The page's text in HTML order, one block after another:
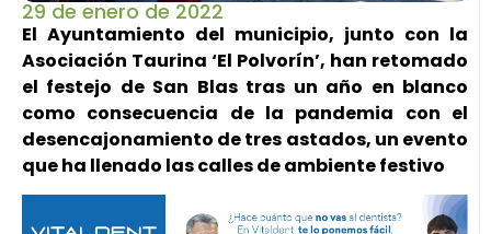
29 de enero de 2022
El Ayuntamiento del municipio, junto con la
Asociación Taurina ‘El Polvorín’, han retomado
el festejo de San Blas tras un año en blanco
como consecuencia de la pandemia con el
desencajonamiento de tres astados, un evento
que ha llenado las calles de ambiente festivo